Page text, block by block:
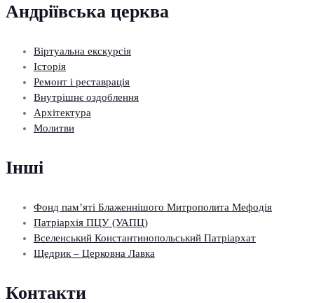
Андріївська церква
Віртуальна екскурсія
Історія
Ремонт і реставрація
Внутрішнє оздоблення
Архітектура
Молитви
Інші
Фонд пам’яті Блаженнішого Митрополита Мефодія
Патріархія ПЦУ (УАПЦ)
Вселенський Константинопольський Патріархат
Щедрик – Церковна Лавка
Контакти